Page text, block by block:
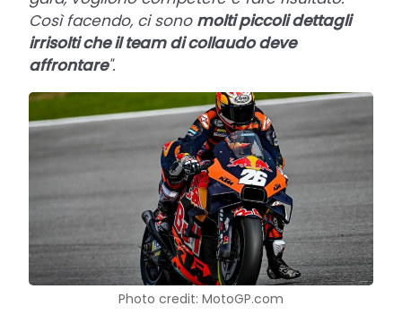
Così facendo, ci sono molti piccoli dettagli
irrisolti che il team di collaudo deve
affrontare".
Photo credit: MotoGP.com